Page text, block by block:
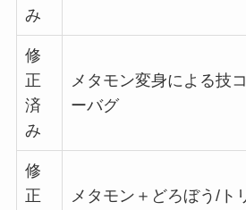
み
修
正
済
み
メタモン変身による技
ーバグ
修
正
メタモン＋どろぼう/ト